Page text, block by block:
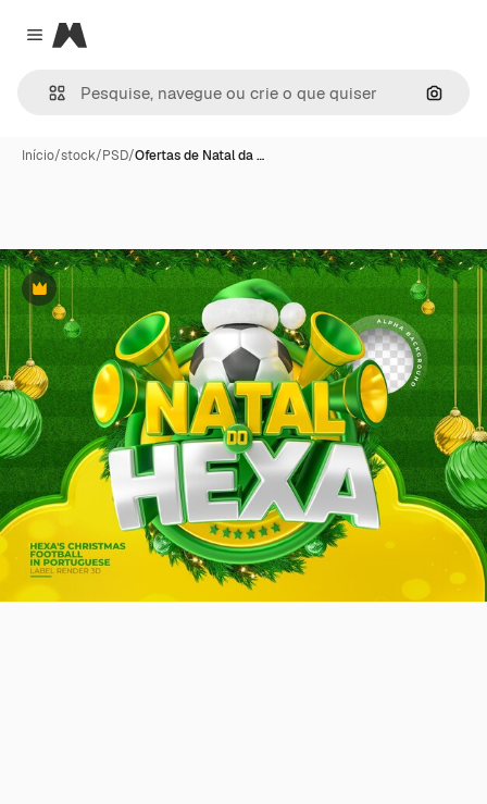
Close menu
Magnific
Início/stock/PSD/Ofertas de Natal da …
Premium